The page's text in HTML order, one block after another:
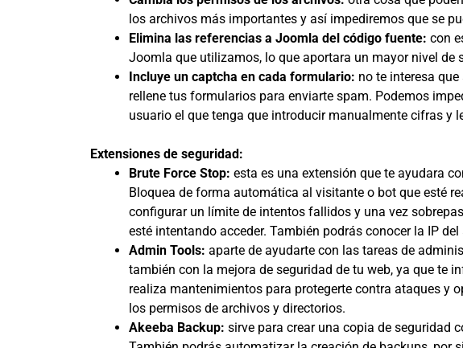
los archivos más importantes y así impediremos que se
Elimina las referencias a Joomla del código fuente: con
Joomla que utilizamos, lo que aportara un mayor nivel de
Incluye un captcha en cada formulario: no te interesa
rellene tus formularios para enviarte spam. Podemos
usuario el que tenga que introducir manualmente cifras y
Extensiones de seguridad:
Brute Force Stop: esta es una extensión que te ayudara
Bloquea de forma automática al visitante o bot que esté
configurar un límite de intentos fallidos y una vez
esté intentando acceder. También podrás conocer la IP
Admin Tools: aparte de ayudarte con las tareas de
también con la mejora de seguridad de tu web, ya que te
realiza mantenimientos para protegerte contra ataques y
los permisos de archivos y directorios.
Akeeba Backup: sirve para crear una copia de seguridad